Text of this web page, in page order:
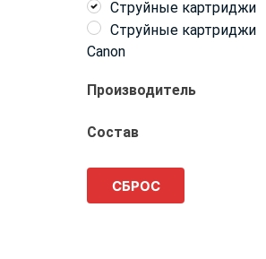
Струйные картриджи
Струйные картриджи
Canon
Производитель
Состав
Пластик
СБРОС